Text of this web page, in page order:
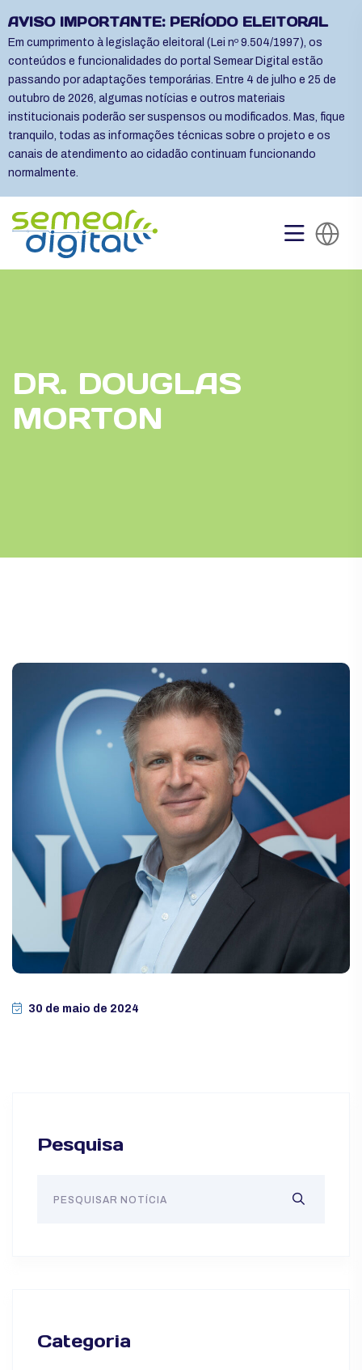
AVISO IMPORTANTE: PERÍODO ELEITORAL
Em cumprimento à legislação eleitoral (Lei nº 9.504/1997), os
conteúdos e funcionalidades do portal Semear Digital estão
passando por adaptações temporárias. Entre 4 de julho e 25 de
outubro de 2026, algumas notícias e outros materiais
institucionais poderão ser suspensos ou modificados. Mas, fique
tranquilo, todas as informações técnicas sobre o projeto e os
canais de atendimento ao cidadão continuam funcionando
normalmente.
DR. DOUGLAS
MORTON
30 de maio de 2024
Pesquisa
Categoria